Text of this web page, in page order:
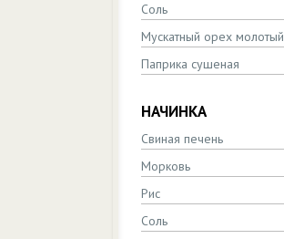
Соль
Мускатный орех молотый
Паприка сушеная
НАЧИНКА
Свиная печень
Морковь
Рис
Соль